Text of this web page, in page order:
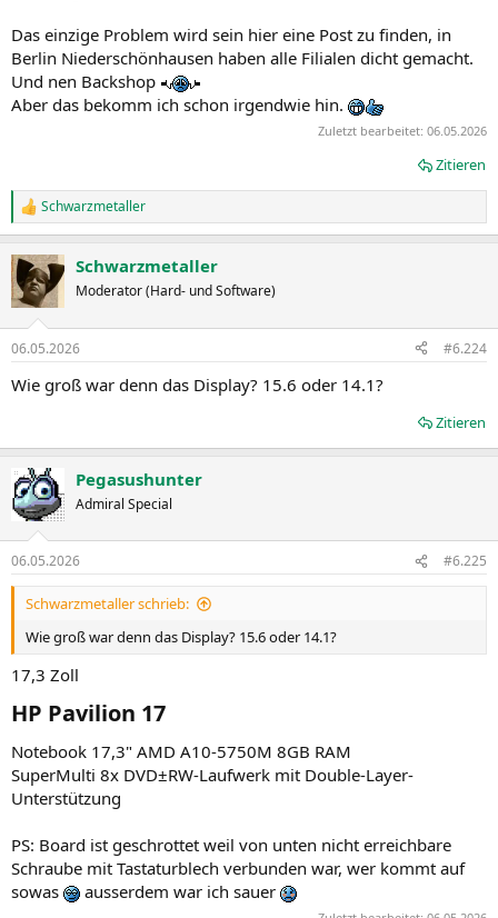
Das einzige Problem wird sein hier eine Post zu finden, in
Berlin Niederschönhausen haben alle Filialen dicht gemacht.
Und nen Backshop
Aber das bekomm ich schon irgendwie hin.
Zuletzt bearbeitet: 06.05.2026
Zitieren
R
e
k
t
i
e
:
Schwarzmetaller
Schwarzmetaller
Moderator (Hard- und Software)
06.05.2026 #6.224
Wie groß war denn das Display? 15.6 oder 14.1?
Zitieren
Pegasushunter
Admiral Special
06.05.2026 #6.225
Schwarzmetaller schrieb:
Wie groß war denn das Display? 15.6 oder 14.1?
17,3 Zoll
HP Pavilion 17​
Notebook 17,3" AMD A10-5750M 8GB RAM
SuperMulti 8x DVD±RW-Laufwerk mit Double-Layer-
Unterstützung
PS: Board ist geschrottet weil von unten nicht erreichbare
Schraube mit Tastaturblech verbunden war, wer kommt auf
sowas
ausserdem war ich sauer